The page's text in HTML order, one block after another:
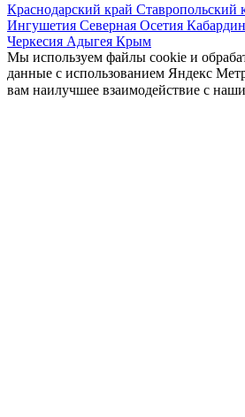
Краснодарский край Ставропольский
Ингушетия Северная Осетия
Черкесия Адыгея Крым
Мы используем файлы cookie и
данные с использованием Яндекс
вам наилучшее взаимодействие с